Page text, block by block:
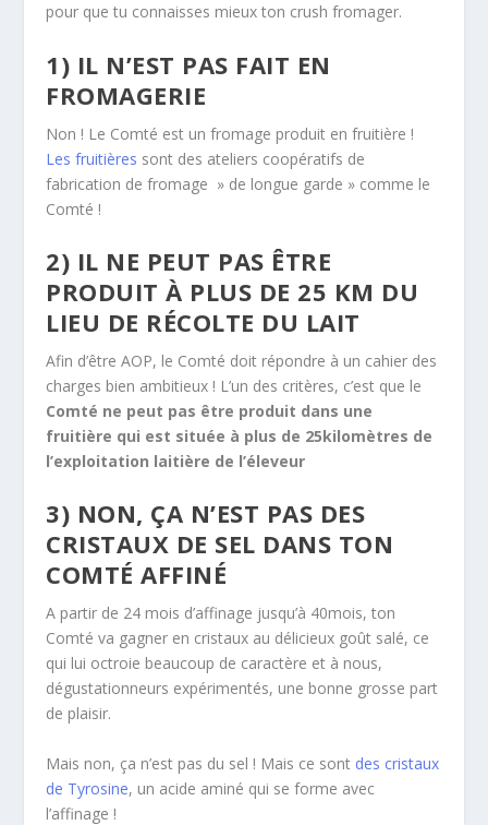
pour que tu connaisses mieux ton crush fromager.
1) IL N’EST PAS FAIT EN
FROMAGERIE
Non ! Le Comté est un fromage produit en fruitière !
Les fruitières sont des ateliers coopératifs de
fabrication de fromage » de longue garde » comme le
Comté !
2) IL NE PEUT PAS ÊTRE
PRODUIT À PLUS DE 25 KM DU
LIEU DE RÉCOLTE DU LAIT
Afin d’être AOP, le Comté doit répondre à un cahier des
charges bien ambitieux ! L’un des critères, c’est que le
Comté ne peut pas être produit dans une
fruitière qui est située à plus de 25kilomètres de
l’exploitation laitière de l’éleveur
3) NON, ÇA N’EST PAS DES
CRISTAUX DE SEL DANS TON
COMTÉ AFFINÉ
A partir de 24 mois d’affinage jusqu’à 40mois, ton
Comté va gagner en cristaux au délicieux goût salé, ce
qui lui octroie beaucoup de caractère et à nous,
dégustationneurs expérimentés, une bonne grosse part
de plaisir.
Mais non, ça n’est pas du sel ! Mais ce sont des cristaux
de Tyrosine, un acide aminé qui se forme avec
l’affinage !